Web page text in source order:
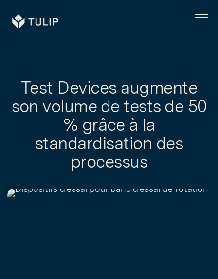
Tulip Menu
Test Devices augmente
son volume de tests de 50
% grâce à la
standardisation des
processus